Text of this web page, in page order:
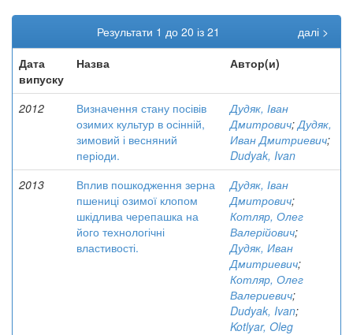
Результати 1 до 20 із 21
далі >
Дата
випуску
Назва Автор(и)
2012
Визначення стану посівів
озимих культур в осінній,
зимовий і весняний
періоди.
Дудяк, Іван
Дмитрович;Дудяк,
Иван Дмитриевич;
Dudyak, Ivan
2013
Вплив пошкодження зерна
пшениці озимої клопом
шкідлива черепашка на
його технологічні
властивості.
Дудяк, Іван
Дмитрович;
Котляр, Олег
Валерійович;
Дудяк, Иван
Дмитриевич;
Котляр, Олег
Валериевич;
Dudyak, Ivan;
Kotlyar, Oleg